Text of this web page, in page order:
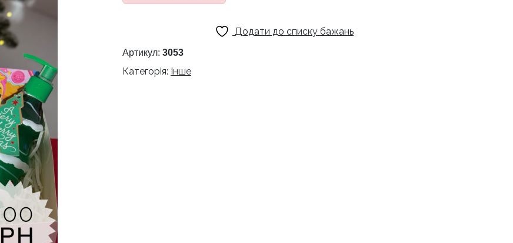
Додати до списку бажань
Артикул: 3053
Категорія: Інше